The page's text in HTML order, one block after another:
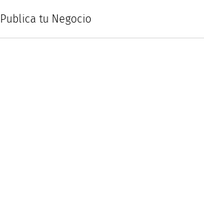
Publica tu Negocio